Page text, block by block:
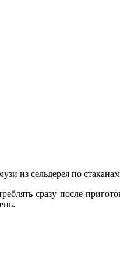
из сельдерея по
сразу после